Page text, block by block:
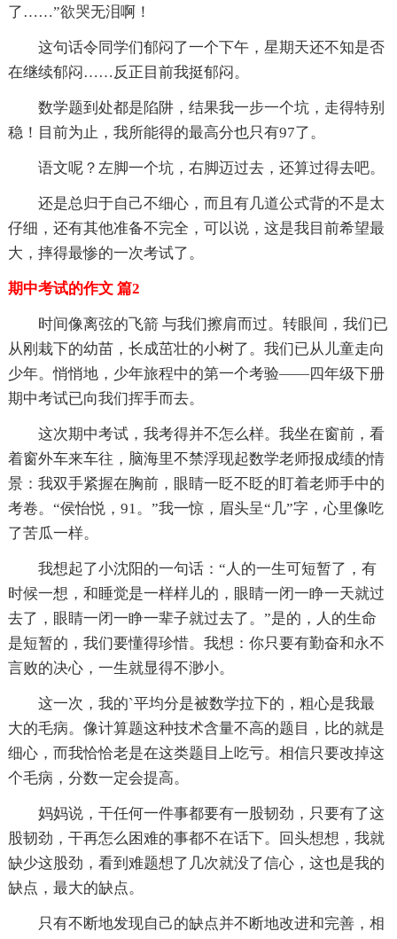
了……”欲哭无泪啊！
这句话令同学们郁闷了一个下午，星期天还不知是否
在继续郁闷……反正目前我挺郁闷。
数学题到处都是陷阱，结果我一步一个坑，走得特别
稳！目前为止，我所能得的最高分也只有97了。
语文呢？左脚一个坑，右脚迈过去，还算过得去吧。
还是总归于自己不细心，而且有几道公式背的不是太
仔细，还有其他准备不完全，可以说，这是我目前希望最
大，摔得最惨的一次考试了。
期中考试的作文 篇2
时间像离弦的飞箭 与我们擦肩而过。转眼间，我们已
从刚栽下的幼苗，长成茁壮的小树了。我们已从儿童走向
少年。悄悄地，少年旅程中的第一个考验——四年级下册
期中考试已向我们挥手而去。
这次期中考试，我考得并不怎么样。我坐在窗前，看
着窗外车来车往，脑海里不禁浮现起数学老师报成绩的情
景：我双手紧握在胸前，眼睛一眨不眨的盯着老师手中的
考卷。“侯怡悦，91。”我一惊，眉头呈“几”字，心里像吃
了苦瓜一样。
我想起了小沈阳的一句话：“人的一生可短暂了，有
时候一想，和睡觉是一样样儿的，眼睛一闭一睁一天就过
去了，眼睛一闭一睁一辈子就过去了。”是的，人的生命
是短暂的，我们要懂得珍惜。我想：你只要有勤奋和永不
言败的决心，一生就显得不渺小。
这一次，我的`平均分是被数学拉下的，粗心是我最
大的毛病。像计算题这种技术含量不高的题目，比的就是
细心，而我恰恰老是在这类题目上吃亏。相信只要改掉这
个毛病，分数一定会提高。
妈妈说，干任何一件事都要有一股韧劲，只要有了这
股韧劲，干再怎么困难的事都不在话下。回头想想，我就
缺少这股劲，看到难题想了几次就没了信心，这也是我的
缺点，最大的缺点。
只有不断地发现自己的缺点并不断地改进和完善，相